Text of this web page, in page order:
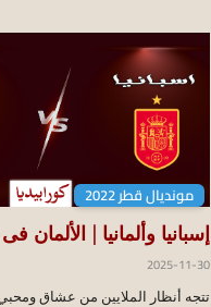
مونديال قطر 2022
إسبانيا وألمانيا | الألمان
2025-11-30
تتجه أنظار الملايين من عشاق